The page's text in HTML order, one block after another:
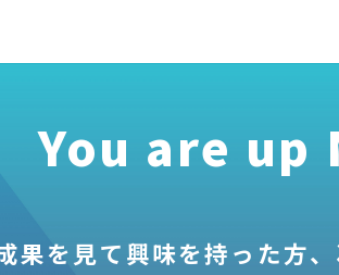
You are up
果を見て興味を持った方、